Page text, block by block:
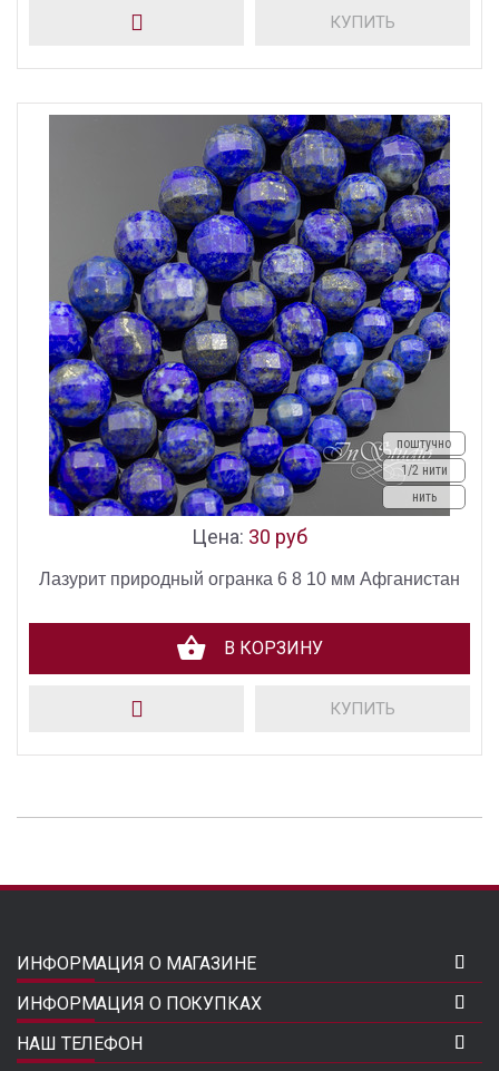
КУПИТЬ
поштучно
1/2 нити
нить
Цена: 30 руб
Лазурит природный огранка 6 8 10 мм Афганистан
В КОРЗИНУ
КУПИТЬ
ИНФОРМАЦИЯ О МАГАЗИНЕ
ИНФОРМАЦИЯ О ПОКУПКАХ
НАШ ТЕЛЕФОН